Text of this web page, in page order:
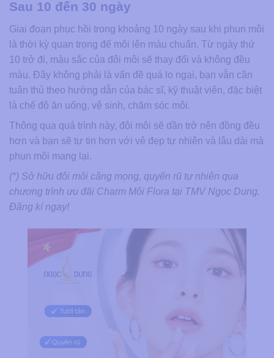
Sau 10 đến 30 ngày
Giai đoạn phục hồi trong khoảng 10 ngày sau khi phun môi
là thời kỳ quan trọng để môi lên màu chuẩn. Từ ngày thứ
10 trở đi, màu sắc của đôi môi sẽ thay đổi và không đều
màu. Đây không phải là vấn đề quá lo ngại, bạn vẫn cần
tuân thủ theo hướng dẫn của bác sĩ, kỹ thuật viên, đặc biệt
là chế độ ăn uống, vệ sinh, chăm sóc môi.
Thông qua quá trình này, đôi môi sẽ dần trở nên đồng đều
hơn và bạn sẽ tự tin hơn với vẻ đẹp tự nhiên và lâu dài mà
phun môi mang lại.
(*) Sở hữu đôi môi căng mọng, quyến rũ tự nhiên qua
chương trình ưu đãi Charm Môi Flora tại TMV Ngọc Dung.
Đăng kí ngay!